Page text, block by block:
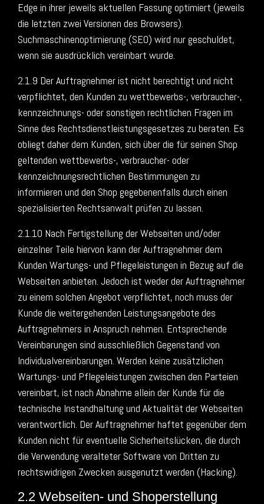
Edge in ihrer jeweils aktuellen Fassung optimiert (jeweils
die letzten zwei Versionen des Browsers).
Suchmaschinenoptimierung (SEO) wird nur geschuldet,
wenn sie ausdrücklich vereinbart wurde.
2.1.9 Der Auftragnehmer ist nicht berechtigt und nicht
verpflichtet, den Kunden zu wettbewerbs-, verbraucher-,
kennzeichnungs- oder sonstigen rechtlichen Fragen im
Sinne des Rechtsdienstleistungsgesetzes zu beraten. Es
obliegt daher dem Kunden, sich über die für seinen Shop
geltenden wettbewerbs-, verbraucher- oder
kennzeichnungsrechtlichen Bestimmungen zu
informieren und den Shop gegebenenfalls durch einen
spezialisierten Rechtsanwalt prüfen zu lassen.
2.1.10 Nach Fertigstellung der Webseiten und/oder
einzelner Teile hiervon kann der Auftragnehmer dem
Kunden Wartungs- und Pflegeleistungen in Bezug auf die
Webseiten anbieten. Jedoch ist weder der Auftragnehmer
zu einem solchen Angebot verpflichtet, noch muss der
Kunde die weitergehenden Leistungsangebote des
Auftragnehmers in Anspruch nehmen. Entsprechende
Vereinbarungen sind ausschließlich Gegenstand von
Individualvereinbarungen. Werden keine zusätzlichen
Wartungs- und Pflegeleistungen zwischen den Parteien
vereinbart, ist nach Abnahme allein der Kunde für die
technische Instandhaltung und Aktualität der Webseiten
verantwortlich. Der Auftragnehmer haftet gegenüber dem
Kunden nicht für eventuelle Sicherheitslücken, die durch
die Verwendung veralteter Software von Dritten zu
rechtswidrigen Zwecken ausgenutzt werden (Hacking).
2.2 Webseiten- und Shoperstellung